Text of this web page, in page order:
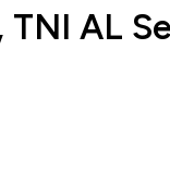
AL